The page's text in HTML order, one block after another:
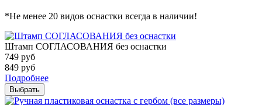
*Не менее 20 видов оснастки всегда в наличии!
Штамп СОГЛАСОВАНИЯ без оснастки
749 руб
849 руб
Подробнее
Выбрать